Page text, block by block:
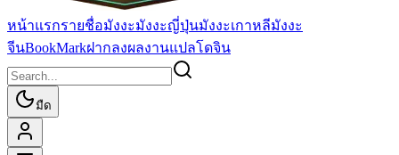
หน้าแรกรายชื่อมังงะมังงะญี่ปุ่นมังงะเกาหลีมังงะ
จีนBookMarkฝากลงผลงานแปลโดจิน
มืด